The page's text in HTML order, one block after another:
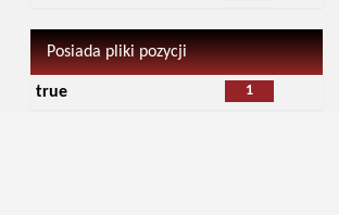
Posiada pliki pozycji
1
true